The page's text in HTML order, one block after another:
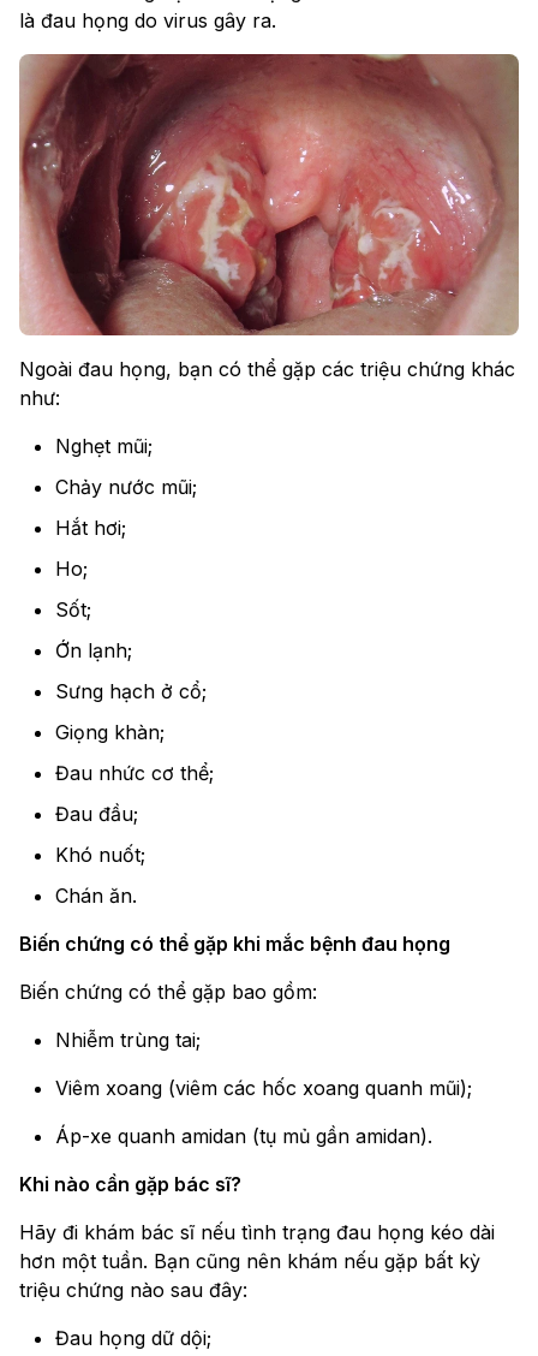
là đau họng do virus gây ra.
Ngoài đau họng, bạn có thể gặp các triệu chứng khác
như:
Nghẹt mũi;
Chảy nước mũi;
Hắt hơi;
Ho;
Sốt;
Ớn lạnh;
Sưng hạch ở cổ;
Giọng khàn;
Đau nhức cơ thể;
Đau đầu;
Khó nuốt;
Chán ăn.
Biến chứng có thể gặp khi mắc bệnh đau họng
Biến chứng có thể gặp bao gồm:
Nhiễm trùng tai;
Viêm xoang (viêm các hốc xoang quanh mũi);
Áp-xe quanh amidan (tụ mủ gần amidan).
Khi nào cần gặp bác sĩ?
Hãy đi khám bác sĩ nếu tình trạng đau họng kéo dài
hơn một tuần. Bạn cũng nên khám nếu gặp bất kỳ
triệu chứng nào sau đây:
Đau họng dữ dội;